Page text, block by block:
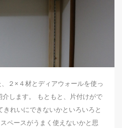
２×４材とディアウォールを使っ
します。 もともと、片付けがで
きれいにできないかといろいろと
ペースがうまく使えないかと思